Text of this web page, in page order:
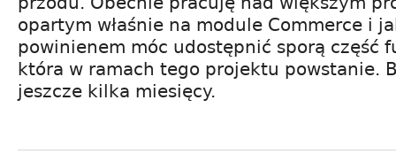
opartym właśnie na module Commerce i
powinienem móc udostępnić sporą część
która w ramach tego projektu powstanie.
jeszcze kilka miesięcy.